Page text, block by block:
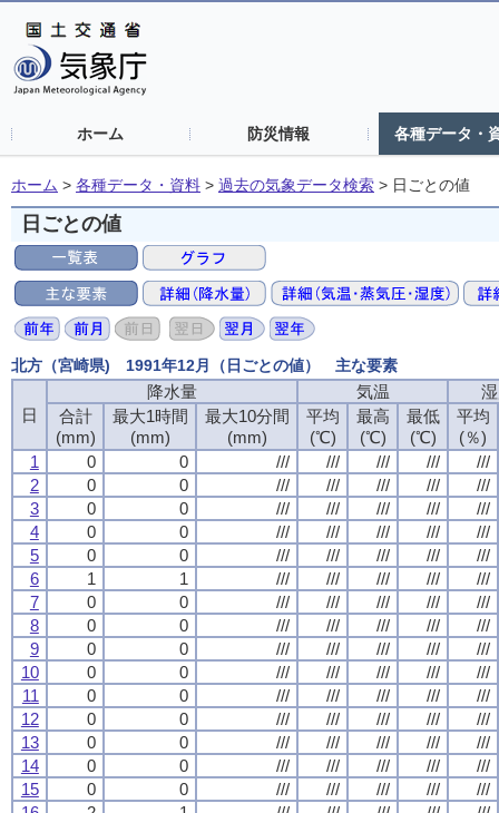
ホーム 防災情報 各種データ・
ホーム > 各種データ・資料 > 過去の気象データ検索 > 日ごとの値
日ごとの値
北方（宮崎県) 1991年12月（日ごとの値） 主な要素
日
降水量 気温
合計
(mm)
最大1時間
(mm)
最大10分間
(mm)
平均
(℃)
最高
(℃)
最低
(℃)
平均
(％)
1
0 0 /// /// /// ///
///
2
0 0 /// /// /// ///
///
3
0 0 /// /// /// ///
///
4
0 0 /// /// /// ///
///
5
0 0 /// /// /// ///
///
6
1 1 /// /// /// ///
///
7
0 0 /// /// /// ///
///
8
0 0 /// /// /// ///
///
9
0 0 /// /// /// ///
///
10
0 0 /// /// /// ///
///
11
0 0 /// /// /// ///
///
12
0 0 /// /// /// ///
///
13
0 0 /// /// /// ///
///
14
0 0 /// /// /// ///
///
15
0 0 /// /// /// ///
///